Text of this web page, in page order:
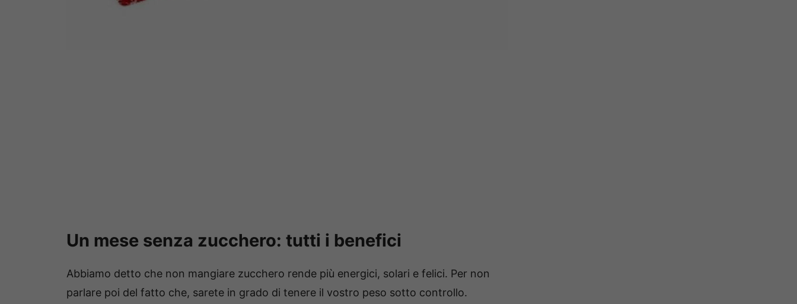
Un mese senza zucchero: tutti i benefici
Abbiamo detto che non mangiare zucchero rende più energici, solari e felici. Per non
parlare poi del fatto che, sarete in grado di tenere il vostro peso sotto controllo.